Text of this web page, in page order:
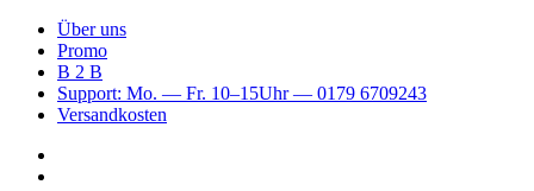
Über uns
Promo
B 2 B
Support: Mo. — Fr. 10–15Uhr — 0179 6709243
Versandkosten